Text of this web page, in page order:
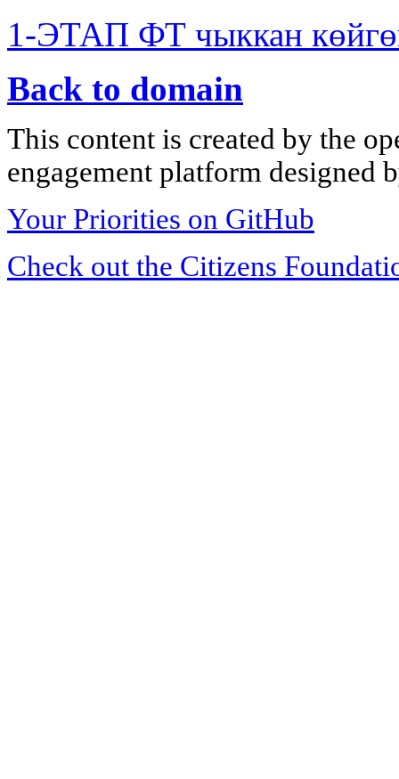
1-ЭТАП ФТ чыккан
Back to domain
This content is created by the
engagement platform designed
Your Priorities on GitHub
Check out the Citizens